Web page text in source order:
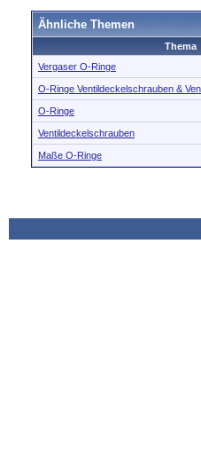
Ähnliche Themen
Thema
Vergaser O-Ringe
O-Ringe Ventildeckelschrauben &
O-Ringe
Ventildeckelschrauben
Maße O-Ringe